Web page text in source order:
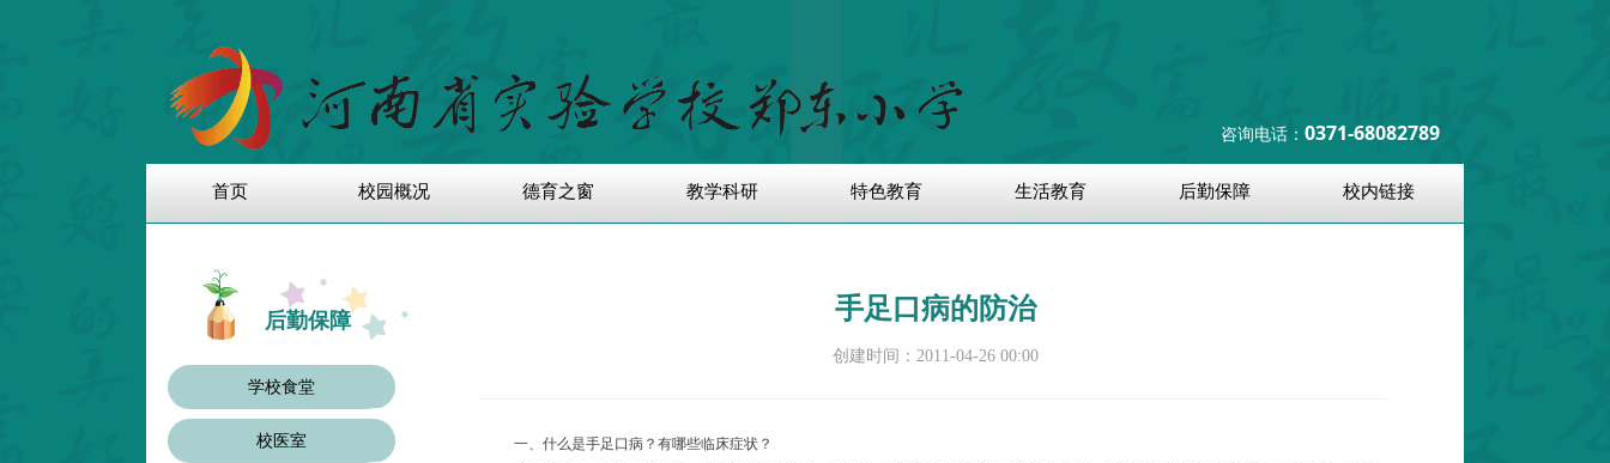
0371-68082789
咨询电话：
首页 校园概况 德育之窗 教学科研 特色教育 生活教育 后勤保障 校内链接
后勤保障
学校食堂
校医室
手足口病的防治
创建时间： 2011-04-26 00:00
一、什么是手足口病？有哪些临床症状？